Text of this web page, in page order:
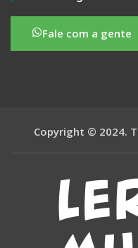
Fale com a gente
Copyright © 2024.